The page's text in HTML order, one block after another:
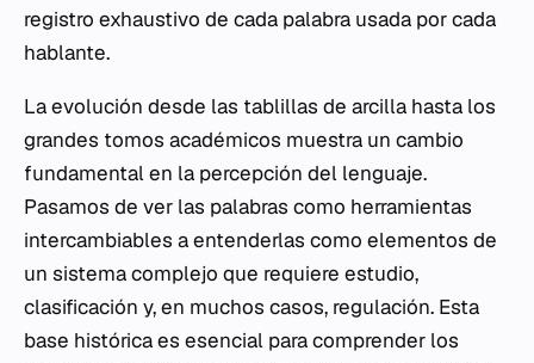
registro exhaustivo de cada palabra usada por cada
hablante.
La evolución desde las tablillas de arcilla hasta los
grandes tomos académicos muestra un cambio
fundamental en la percepción del lenguaje.
Pasamos de ver las palabras como herramientas
intercambiables a entenderlas como elementos de
un sistema complejo que requiere estudio,
clasificación y, en muchos casos, regulación. Esta
base histórica es esencial para comprender los